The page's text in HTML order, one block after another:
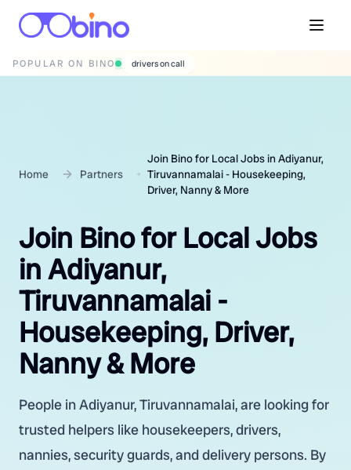
POPULAR ON BINO wedding photographers
Home Partners
Join Bino for Local Jobs in Adiyanur,
Tiruvannamalai - Housekeeping,
Driver, Nanny & More
Join Bino for Local Jobs
in Adiyanur,
Tiruvannamalai -
Housekeeping, Driver,
Nanny & More
People in Adiyanur, Tiruvannamalai, are looking for
trusted helpers like housekeepers, drivers,
nannies, security guards, and delivery persons. By